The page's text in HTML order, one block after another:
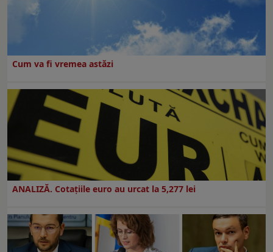
Cum va fi vremea astăzi
ANALIZĂ. Cotațiile euro au urcat la 5,277 lei